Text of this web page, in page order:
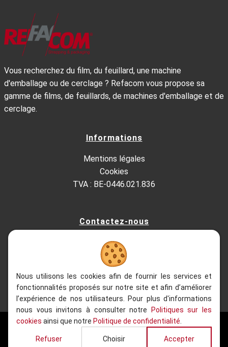
Nous utilisons les cookies afin de fournir les services et
fonctionnalités proposés sur notre site et afin d’améliorer
l’expérience de nos utilisateurs. Pour plus d'informations
nous vous invitons à consulter notre
Politiques sur les
cookies ainsi que notre Politique de confidentialité
Refuser Choisir Accepter
Vous recherchez du film, du feuillard, une machine
d'emballage ou de cerclage ? Refacom vous propose sa
gamme de films, de feuillards, de machines d'emballage et de
cerclage.
Informations
Mentions légales
Cookies
TVA : BE-0446.021.836
Contactez-nous
Kesterbeeklaan 195, 1651 Lot - Belgium
+32 (0)2.522.03.13
info@refacom.be
2020 - 2026| Refacom, Tous droits réservés
Site web réalisé parWeb Solution Way